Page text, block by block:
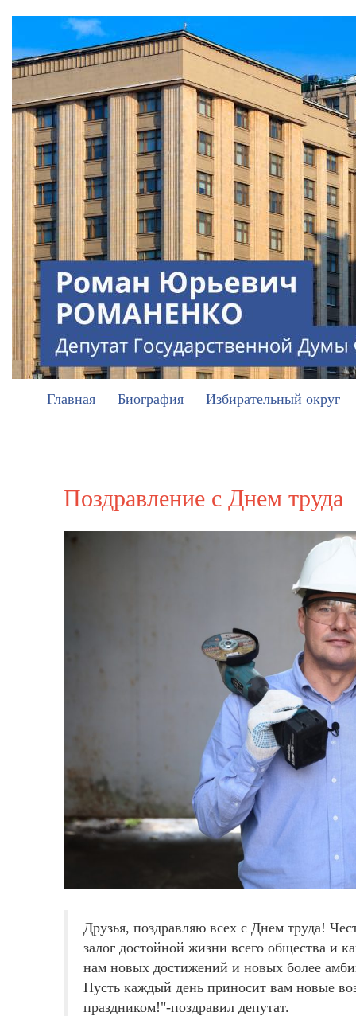
Главная Биография Избирательный округ
Поздравление с Днем труда
Друзья, поздравляю всех с Днем труда!
залог достойной жизни всего общества и
нам новых достижений и новых более
Пусть каждый день приносит вам новые
праздником!"-поздравил депутат.